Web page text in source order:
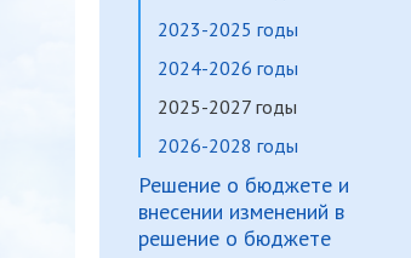
2023-2025 годы
2024-2026 годы
2025-2027 годы
2026-2028 годы
Решение о бюджете и
внесении изменений в
решение о бюджете